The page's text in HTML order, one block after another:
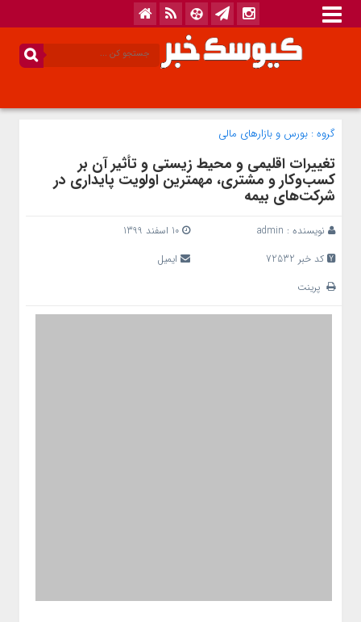
گروه : بورس و بازار‌های مالی
تغییرات اقلیمی و محیط زیستی و تأثیر آن بر
کسب‌و‌کار و مشتری، مهمترین اولویت پایداری در
شرکت‌های بیمه
نویسنده : admin
10 اسفند 1399
کد خبر 72532
ایمیل
پرینت